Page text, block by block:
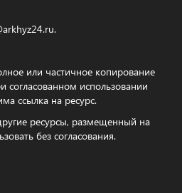
.
или частичное копирование
согласованном использовании
ссылка на ресурс.
ресурсы, размещенный на
без согласования.